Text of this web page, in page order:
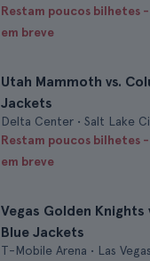
Restam poucos bilhetes
em breve
Utah Mammoth vs.
Jackets
Delta Center • Salt Lake
Restam poucos bilhetes
em breve
Vegas Golden Knights
Blue Jackets
T-Mobile Arena • Las Vegas